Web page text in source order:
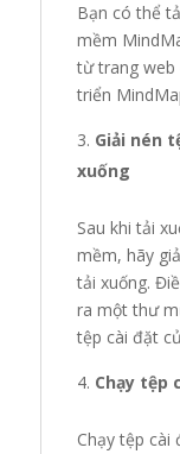
Bạn có thể
mềm
từ trang web
triển
Giải nén
xuống
Sau khi tải
mềm, hãy
tải xuống.
ra một thư
tệp cài đặt
Chạy tệp
Chạy tệp cài